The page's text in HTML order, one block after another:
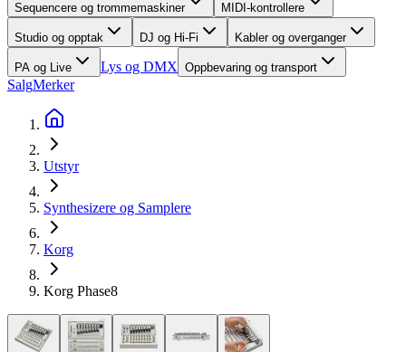
Sequencere og trommemaskiner MIDI-kontrollere
Studio og opptak DJ og Hi-Fi Kabler og overganger
PA og Live Lys og DMX Oppbevaring og transport
SalgMerker
Utstyr
Synthesizere og Samplere
Korg
Korg Phase8